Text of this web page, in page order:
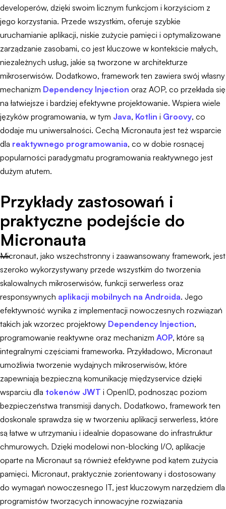
developerów, dzięki swoim licznym funkcjom i korzyściom z
jego korzystania. Przede wszystkim, oferuje szybkie
uruchamianie aplikacji, niskie zużycie pamięci i optymalizowane
zarządzanie zasobami, co jest kluczowe w kontekście małych,
niezależnych usług, jakie są tworzone w architekturze
mikroserwisów. Dodatkowo, framework ten zawiera swój własny
mechanizm Dependency Injection oraz AOP, co przekłada się
na łatwiejsze i bardziej efektywne projektowanie. Wspiera wiele
języków programowania, w tym Java, Kotlin i Groovy, co
dodaje mu uniwersalności. Cechą Micronauta jest też wsparcie
dla reaktywnego programowania, co w dobie rosnącej
popularności paradygmatu programowania reaktywnego jest
dużym atutem.
Przykłady zastosowań i
praktyczne podejście do
Micronauta
Micronaut, jako wszechstronny i zaawansowany framework, jest
szeroko wykorzystywany przede wszystkim do tworzenia
skalowalnych mikroserwisów, funkcji serwerless oraz
responsywnych aplikacji mobilnych na Androida. Jego
efektywność wynika z implementacji nowoczesnych rozwiązań
takich jak wzorzec projektowy Dependency Injection,
programowanie reaktywne oraz mechanizm AOP, które są
integralnymi częściami frameworka. Przykładowo, Micronaut
umożliwia tworzenie wydajnych mikroserwisów, które
zapewniają bezpieczną komunikację międzyservice dzięki
wsparciu dla tokenów JWT i OpenID, podnosząc poziom
bezpieczeństwa transmisji danych. Dodatkowo, framework ten
doskonale sprawdza się w tworzeniu aplikacji serwerless, które
są łatwe w utrzymaniu i idealnie dopasowane do infrastruktur
chmurowych. Dzięki modelowi non-blocking I/O, aplikacje
oparte na Micronaut są również efektywne pod kątem zużycia
pamięci. Micronaut, praktycznie zorientowany i dostosowany
do wymagań nowoczesnego IT, jest kluczowym narzędziem dla
programistów tworzących innowacyjne rozwiązania